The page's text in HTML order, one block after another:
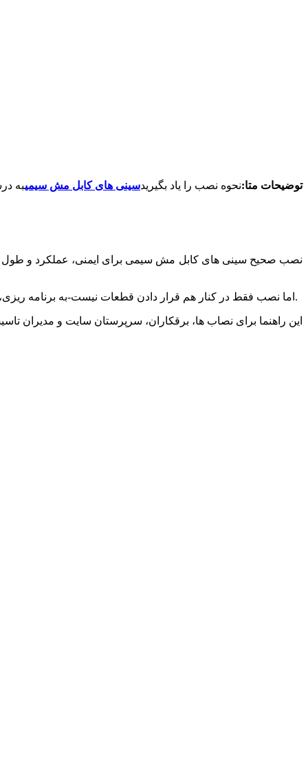
توضیحات متا:نحوه نصب را یاد بگیریدسینی های کابل مش سیمیبه
نصب صحیح سینی های کابل مش سیمی برای ایمنی، عملکرد و طول
اما نصب فقط در کنار هم قرار دادن قطعات نیست-به برنامه ریزی، ابزار مناسب و توجه به جزئیات نیاز دارد. اشتباهات نه تنها از نظر مالی، بلکه از نظر زمان، ایمنی و عملکرد بلندمدت می‌توانند پرهزینه باشند.
این راهنما برای نصاب ها، برقکاران، سرپرستان سایت و مدیران